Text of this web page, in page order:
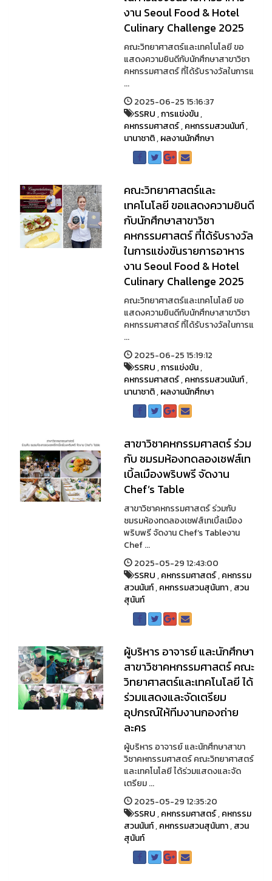
งาน Seoul Food & Hotel
Culinary Challenge 2025
คณะวิทยาศาสตร์และเทคโนโลยี ขอ
แสดงความยินดีกับนักศึกษาสาขาวิชา
คหกรรมศาสตร์ ที่ได้รับรางวัลในการแ
...
2025-06-25 15:16:37
SSRU,การแข่งขัน,
คหกรรมศาสตร์,คหกรรมสวนนันท์,
นานาชาติ,ผลงานนักศึกษา
คณะวิทยาศาสตร์และ
เทคโนโลยี ขอแสดงความยินดี
กับนักศึกษาสาขาวิชา
คหกรรมศาสตร์ ที่ได้รับรางวัล
ในการแข่งขันรายการอาหาร
งาน Seoul Food & Hotel
Culinary Challenge 2025
คณะวิทยาศาสตร์และเทคโนโลยี ขอ
แสดงความยินดีกับนักศึกษาสาขาวิชา
คหกรรมศาสตร์ ที่ได้รับรางวัลในการแ
...
2025-06-25 15:19:12
SSRU,การแข่งขัน,
คหกรรมศาสตร์,คหกรรมสวนนันท์,
นานาชาติ,ผลงานนักศึกษา
สาขาวิชาคหกรรมศาสตร์ ร่วม
กับ ชมรมห้องทดลองเชฟส์เท
เบิ้ลเมืองพริบพรี จัดงาน
Chef’s Table
สาขาวิชาคหกรรมศาสตร์ ร่วมกับ
ชมรมห้องทดลองเชฟส์เทเบิ้ลเมือง
พริบพรี จัดงาน Chef’s Tableงาน
Chef ...
2025-05-29 12:43:00
SSRU,คหกรรมศาสตร์,คหกรรม
สวนนันท์,คหกรรมสวนสุนันทา,สวน
สุนันท์
ผู้บริหาร อาจารย์ และนักศึกษา
สาขาวิชาคหกรรมศาสตร์ คณะ
วิทยาศาสตร์และเทคโนโลยี ได้
ร่วมแสดงและจัดเตรียม
อุปกรณ์ให้ทีมงานกองถ่าย
ละคร
ผู้บริหาร อาจารย์ และนักศึกษาสาขา
วิชาคหกรรมศาสตร์ คณะวิทยาศาสตร์
และเทคโนโลยี ได้ร่วมแสดงและจัด
เตรียม ...
2025-05-29 12:35:20
SSRU,คหกรรมศาสตร์,คหกรรม
สวนนันท์,คหกรรมสวนสุนันทา,สวน
สุนันท์